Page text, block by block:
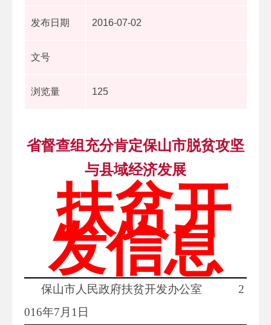
发布日期 2016-07-02
文号
浏览量 125
省督查组充分肯定保山市脱贫攻坚
与县域经济发展
扶贫开
发信息
保山市人民政府扶贫开发办公室 2
016年7 月 1 日